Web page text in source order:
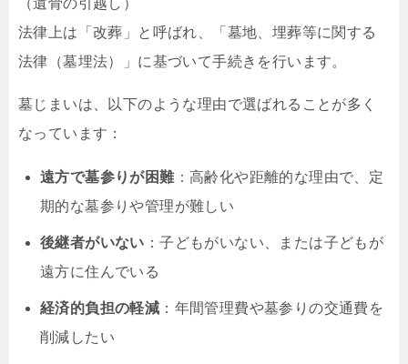
（遺骨の引越し）
法律上は「改葬」と呼ばれ、「墓地、埋葬等に関する
法律（墓埋法）」に基づいて手続きを行います。
墓じまいは、以下のような理由で選ばれることが多く
なっています：
遠方で墓参りが困難：高齢化や距離的な理由で、定
期的な墓参りや管理が難しい
後継者がいない ：子どもがいない、または子どもが
遠方に住んでいる
経済的負担の軽減 ：年間管理費や墓参りの交通費を
削減したい